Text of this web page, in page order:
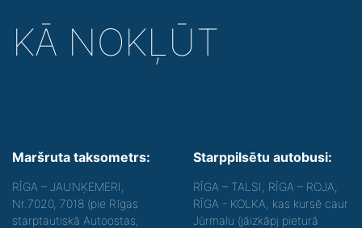
KĀ NOKĻŪT
Maršruta taksometrs:
RĪGA – JAUNĶEMERI,
Nr.7020, 7018 (pie Rīgas
starptautiskā Autoostas,
Starppilsētu autobusi:
RĪGA – TALSI, RĪGA – ROJA,
RĪGA - KOLKA, kas kursē caur
Jūrmalu (jāizkāpj pieturā